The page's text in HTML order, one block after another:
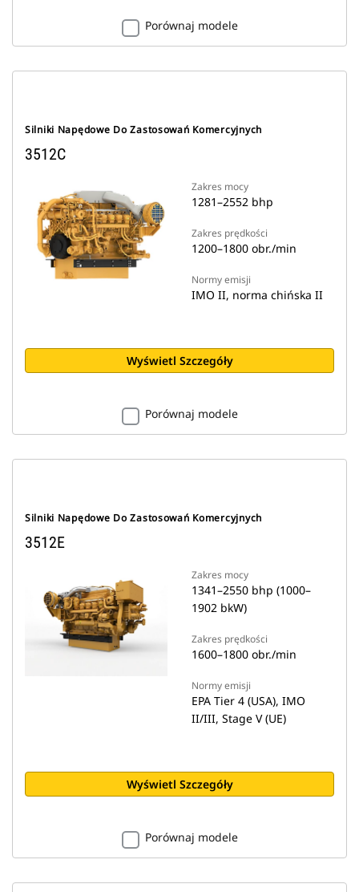
Porównaj modele
Silniki Napędowe Do Zastosowań Komercyjnych
3512C
Zakres mocy
1281–2552 bhp
Zakres prędkości
1200–1800 obr./min
Normy emisji
IMO II, norma chińska II
Wyświetl Szczegóły
Porównaj modele
Silniki Napędowe Do Zastosowań Komercyjnych
3512E
Zakres mocy
1341–2550 bhp (1000–
1902 bkW)
Zakres prędkości
1600–1800 obr./min
Normy emisji
EPA Tier 4 (USA), IMO
II/III, Stage V (UE)
Wyświetl Szczegóły
Porównaj modele